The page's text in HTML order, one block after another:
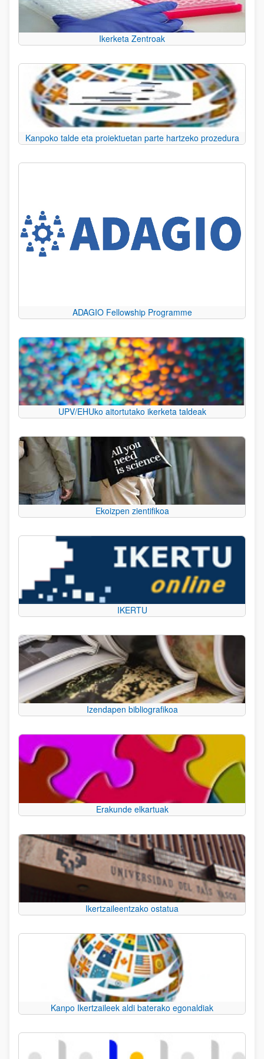
Ikerketa Zentroak
Kanpoko talde eta proiektuetan parte hartzeko prozedura
ADAGIO Fellowship Programme
UPV/EHUko aitortutako ikerketa taldeak
Ekoizpen zientifikoa
IKERTU
Izendapen bibliografikoa
Erakunde elkartuak
Ikertzaileentzako ostatua
Kanpo Ikertzaileek aldi baterako egonaldiak